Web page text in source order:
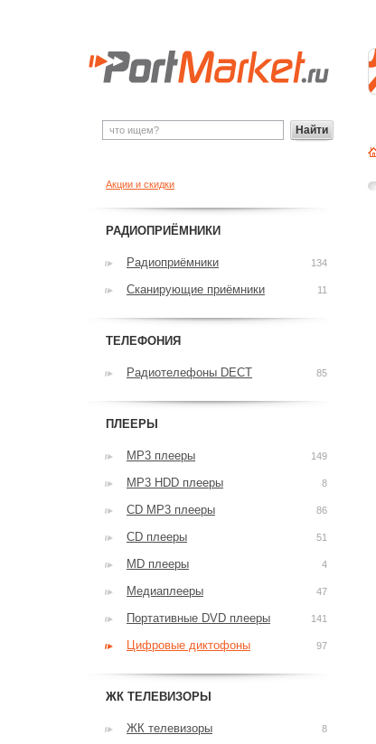
Акции и скидки
РАДИОПРИЁМНИКИ
Радиоприёмники 134
Сканирующие приёмники 11
ТЕЛЕФОНИЯ
Радиотелефоны DECT 85
ПЛЕЕРЫ
MP3 плееры 149
MP3 HDD плееры 8
CD MP3 плееры 86
CD плееры 51
MD плееры 4
Медиаплееры 47
Портативные DVD плееры 141
Цифровые диктофоны 97
ЖК ТЕЛЕВИЗОРЫ
ЖК телевизоры 8
Найти